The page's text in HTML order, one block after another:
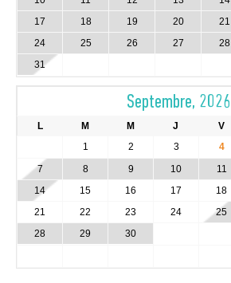
17
18 19 20 21
24
25 26 27 28
31
Septembre, 2026
L M M J V
1
2 3 4
7
8 9 10 11
14
15 16 17 18
21
22 23 24 25
28
29 30